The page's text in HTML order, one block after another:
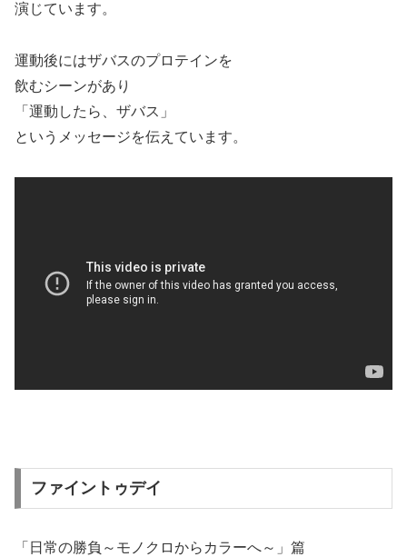
演じています。
運動後にはザバスのプロテインを
飲むシーンがあり
「運動したら、ザバス」
というメッセージを伝えています。
ファイントゥデイ
「日常の勝負～モノクロからカラーへ～」篇